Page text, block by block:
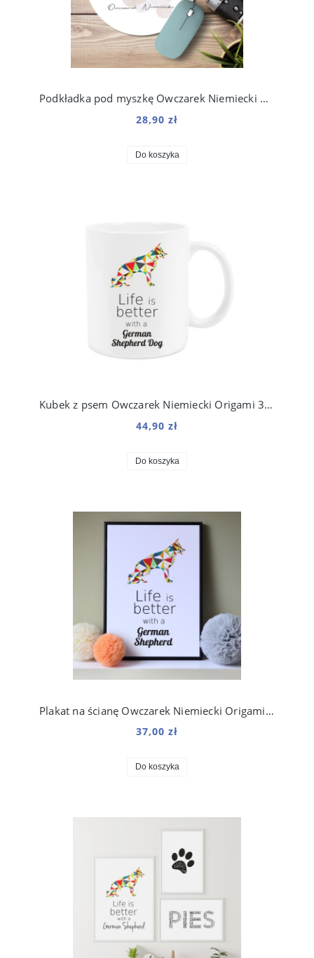
Podkładka pod myszkę Owczarek Niemiecki Boho Line
28,90 zł
Do koszyka
Kubek z psem Owczarek Niemiecki Origami 330 ml
44,90 zł
Do koszyka
Plakat na ścianę Owczarek Niemiecki Origami do salonu
37,00 zł
Do koszyka